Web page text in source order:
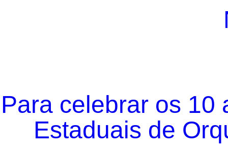
Para celebrar os 10
Estaduais de